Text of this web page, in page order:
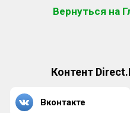
Вернуться на
Контент
Вконтакте